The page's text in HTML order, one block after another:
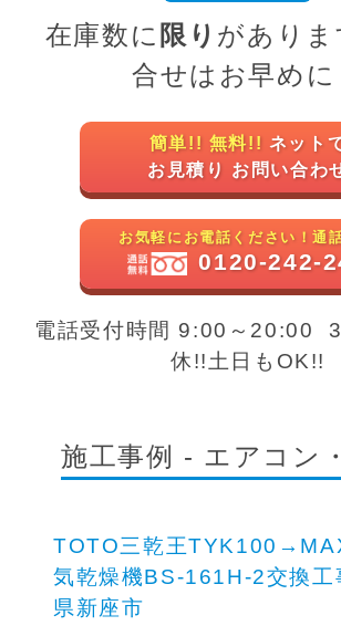
在庫数に 限り がありま
合せはお早めに
簡単!! 無料!! ネット
お見積り お問い合わ
お気軽にお電話ください！通
0120-242-
電話受付時間 9:00～20:00
休!!土日もOK!!
施工事例 - エアコン
TOTO三乾王
気乾燥機BS-161H-2交換工
県新座市